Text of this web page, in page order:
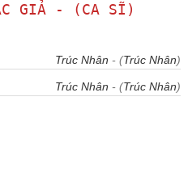
GIẢ - (CA SĨ)
Trúc Nhân - (Trúc Nhân)
Trúc Nhân - (Trúc Nhân)